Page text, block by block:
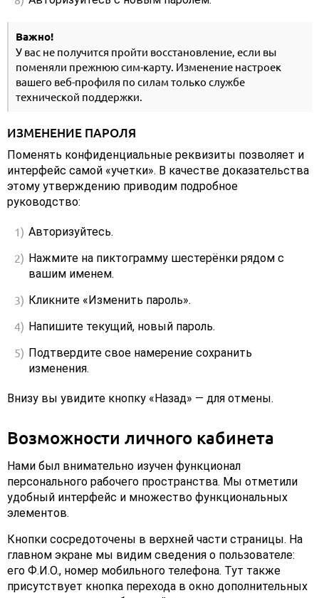
Важно!
У вас не получится пройти восстановление, если вы
поменяли прежнюю сим-карту. Изменение настроек
вашего веб-профиля по силам только службе
технической поддержки.
ИЗМЕНЕНИЕ ПАРОЛЯ
Поменять конфиденциальные реквизиты позволяет и
интерфейс самой «учетки». В качестве доказательства
этому утверждению приводим подробное
руководство:
Авторизуйтесь.
Нажмите на пиктограмму шестерёнки рядом с
вашим именем.
Кликните «Изменить пароль».
Напишите текущий, новый пароль.
Подтвердите свое намерение сохранить
изменения.
Внизу вы увидите кнопку «Назад» — для отмены.
Возможности личного кабинета
Нами был внимательно изучен функционал
персонального рабочего пространства. Мы отметили
удобный интерфейс и множество функциональных
элементов.
Кнопки сосредоточены в верхней части страницы. На
главном экране мы видим сведения о пользователе:
его Ф.И.О., номер мобильного телефона. Тут также
присутствует кнопка перехода в окно дополнительных